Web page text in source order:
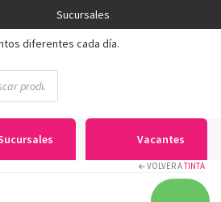
Sucursales
diferentes cada día.
Vacantes
VOLVER ATINTA